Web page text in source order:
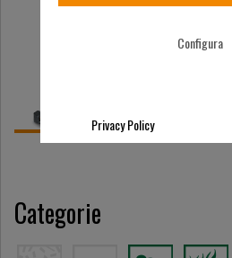
Categorie
Configura
Privacy Policy